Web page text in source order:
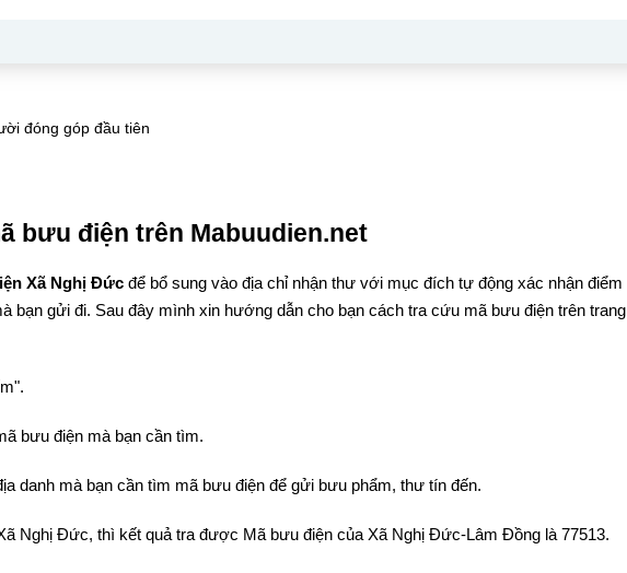
đóng góp đầu tiên
bưu điện trên Mabuudien.net
Xã Nghị Đức để bổ sung vào địa chỉ nhận thư với mục đích tự động xác nhận điểm
bạn gửi đi. Sau đây mình xin hướng dẫn cho bạn cách tra cứu mã bưu điện trên trang
bưu điện mà bạn cần tìm.
danh mà bạn cần tìm mã bưu điện để gửi bưu phẩm, thư tín đến.
Nghị Đức, thì kết quả tra được Mã bưu điện của Xã Nghị Đức-Lâm Đồng là 77513.